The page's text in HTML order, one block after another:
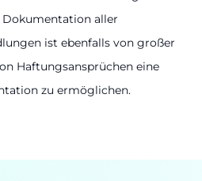
aller
ist ebenfalls von großer
Haftungsansprüchen eine
zu ermöglichen.